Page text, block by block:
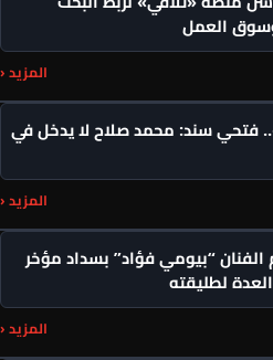
العمل
المزيد ‹
فتحي سند: محمد صلاح لا يدخل في
المزيد ‹
الفنان “بيومي فؤاد” بسداد مؤخر
لطليقته
المزيد ‹